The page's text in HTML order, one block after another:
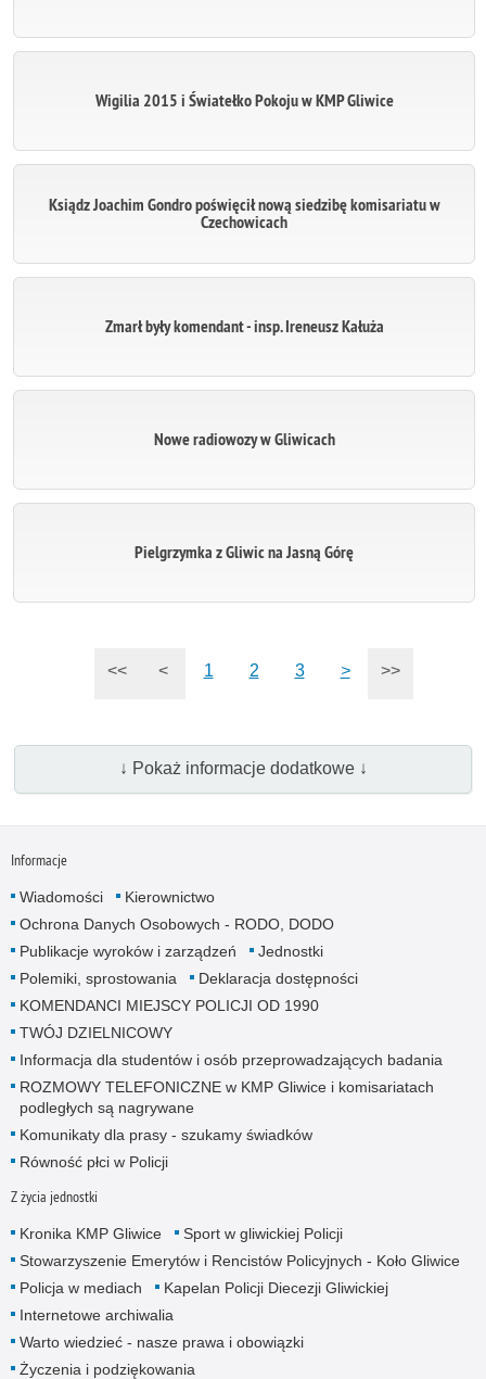
Wigilia 2015 i Światełko Pokoju w KMP Gliwice
Ksiądz Joachim Gondro poświęcił nową siedzibę komisariatu w
Czechowicach
Zmarł były komendant - insp. Ireneusz Kałuża
Nowe radiowozy w Gliwicach
Pielgrzymka z Gliwic na Jasną Górę
<< < 1 2 3 > >>
↓ Pokaż informacje dodatkowe ↓
Informacje
Wiadomości
Kierownictwo
Ochrona Danych Osobowych - RODO, DODO
Publikacje wyroków i zarządzeń
Jednostki
Polemiki, sprostowania
Deklaracja dostępności
KOMENDANCI MIEJSCY POLICJI OD 1990
TWÓJ DZIELNICOWY
Informacja dla studentów i osób przeprowadzających badania
ROZMOWY TELEFONICZNE w KMP Gliwice i komisariatach
podległych są nagrywane
Komunikaty dla prasy - szukamy świadków
Równość płci w Policji
Z życia jednostki
Kronika KMP Gliwice
Sport w gliwickiej Policji
Stowarzyszenie Emerytów i Rencistów Policyjnych - Koło Gliwice
Policja w mediach
Kapelan Policji Diecezji Gliwickiej
Internetowe archiwalia
Warto wiedzieć - nasze prawa i obowiązki
Życzenia i podziękowania